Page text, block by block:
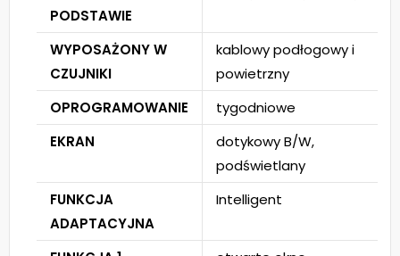
PODSTAWIE
WYPOSAŻONY W
CZUJNIKI
kablowy podłogowy i
powietrzny
OPROGRAMOWANIE
tygodniowe
EKRAN
dotykowy B/W,
podświetlany
FUNKCJA
ADAPTACYJNA
Intelligent